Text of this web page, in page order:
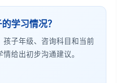
学习情况？
子年级、咨询科目和当前
给出初步沟通建议。